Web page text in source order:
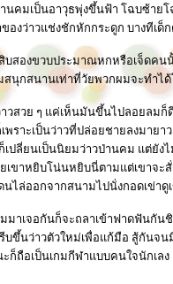
นคมเป็นอาวุธพุ่งขึ้นฟ้า โฉบซ้าย
งว่าวแช่งชักหักกระดูก บางทีเด็
สองขวบประมาณหกหรือเจ็ดคน
นุกสนานเท่าที่วัยพวกผมจะทำไ
วสวย ๆ แค่เห็นมันขึ้นไปลอยลม
ราะเป็นว่าวที่ปล่อยชายลงมาย
ลี่ยนเป็นนิยมว่าวป่านคม แต่ยัง
ขาหยิบโน่นหยิบนี่ตามแต่เขาจะ
ไล่ออกจากสนามไปนั่งกอดเข่าดู
มาเจอกันก็จะถลาเข้าฟาดฟันกั
บขึ้นว่าวตัวใหม่เพื่อแก้มือ สู้กันจ
ก็ถือเป็นเกมกีฬาแบบคนใจนักเ